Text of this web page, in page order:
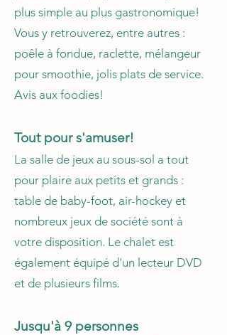
plus simple au plus gastronomique!
Vous y retrouverez, entre autres :
poêle à fondue, raclette, mélangeur
pour smoothie, jolis plats de service.
Avis aux foodies!
Tout pour s'amuser!
La salle de jeux au sous-sol a tout
pour plaire aux petits et grands :
table de baby-foot, air-hockey et
nombreux jeux de société sont à
votre disposition. Le chalet est
également équipé d'un lecteur DVD
et de plusieurs films.
Jusqu'à 9 personnes